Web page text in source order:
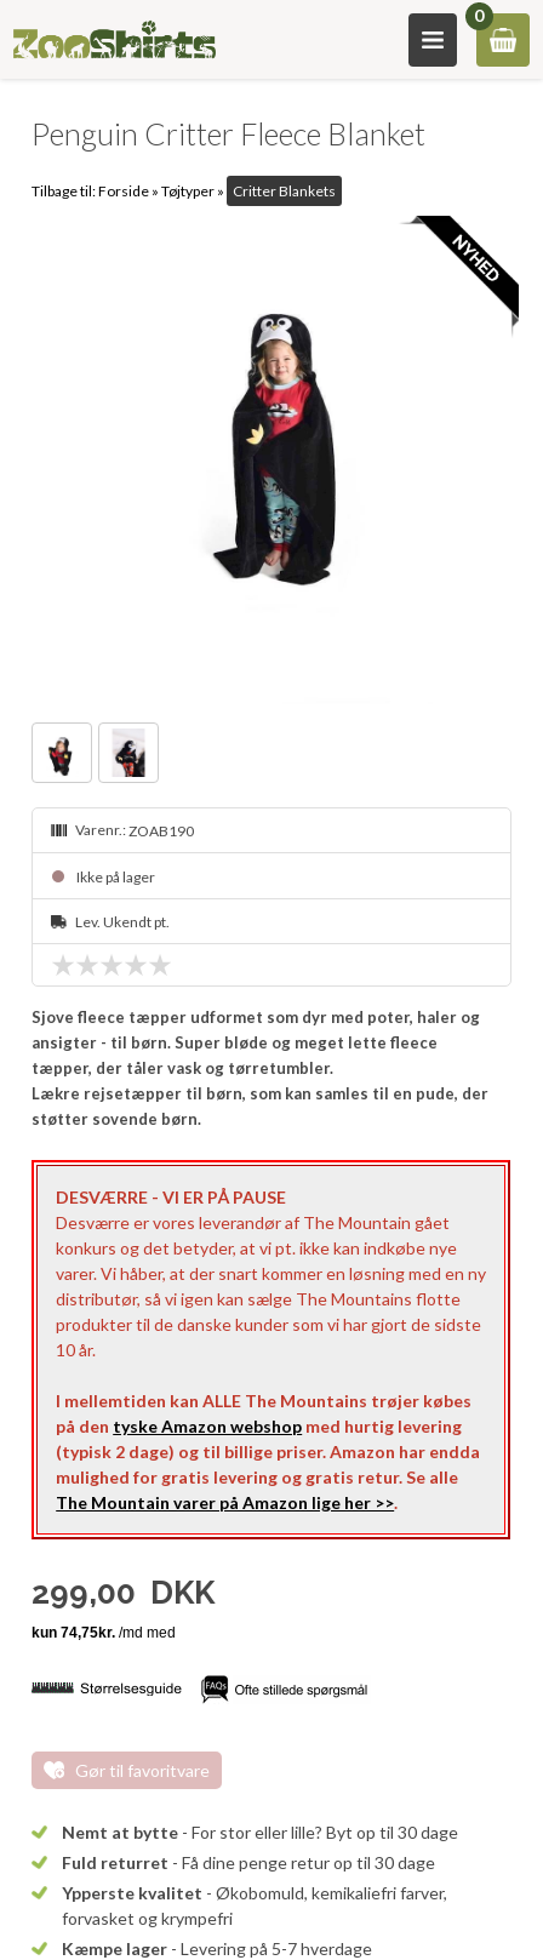
0
Penguin Critter Fleece Blanket
Tilbage til:Forside »Tøjtyper » Critter Blankets
Varenr.:ZOAB190
Ikke på lager
Lev. Ukendt pt.
Sjove fleece tæpper udformet som dyr med poter, haler og
ansigter - til børn. Super bløde og meget lette fleece
tæpper, der tåler vask og tørretumbler.
Lækre rejsetæpper til børn, som kan samles til en pude, der
støtter sovende børn.
DESVÆRRE - VI ER PÅ PAUSE
Desværre er vores leverandør af The Mountain gået
konkurs og det betyder, at vi pt. ikke kan indkøbe nye
varer. Vi håber, at der snart kommer en løsning med en ny
distributør, så vi igen kan sælge The Mountains flotte
produkter til de danske kunder som vi har gjort de sidste
10 år.
I mellemtiden kan ALLE The Mountains trøjer købes
på den tyske Amazon webshop med hurtig levering
(typisk 2 dage) og til billige priser. Amazon har endda
mulighed for gratis levering og gratis retur. Se alle
The Mountain varer på Amazon lige her >>.
299,00 DKK
Gør til favoritvare
Nemt at bytte - For stor eller lille? Byt op til 30 dage
Fuld returret - Få dine penge retur op til 30 dage
Ypperste kvalitet - Økobomuld, kemikaliefri farver,
forvasket og krympefri
Kæmpe lager - Levering på 5-7 hverdage